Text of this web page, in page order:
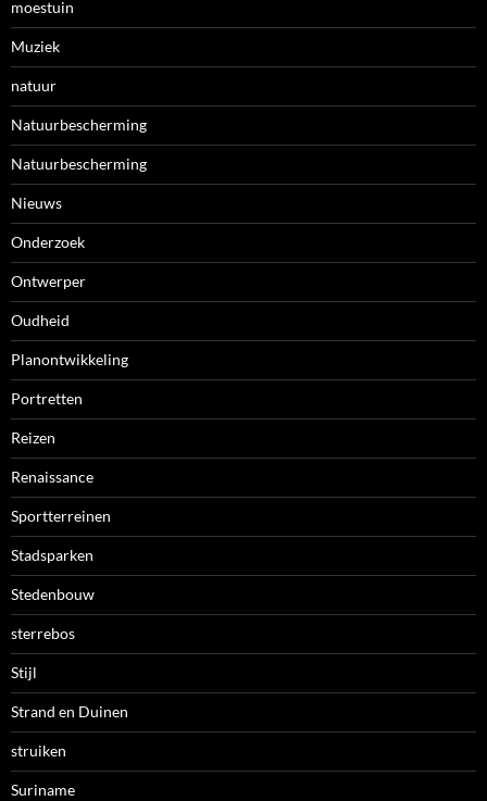
moestuin
Muziek
natuur
Natuurbescherming
Natuurbescherming
Nieuws
Onderzoek
Ontwerper
Oudheid
Planontwikkeling
Portretten
Reizen
Renaissance
Sportterreinen
Stadsparken
Stedenbouw
sterrebos
Stijl
Strand en Duinen
struiken
Suriname